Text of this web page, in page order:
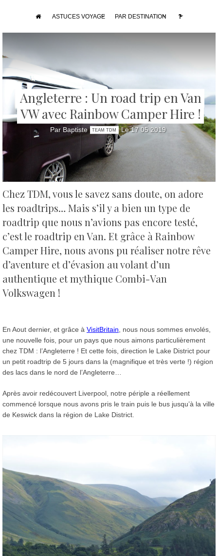
ASTUCES VOYAGE PAR DESTINATION
Angleterre : Un road trip en Van
VW avec Rainbow Camper Hire !
Par Baptiste TEAM TDM Le 17 05 2019
Chez TDM, vous le savez sans doute, on adore
les roadtrips… Mais s’il y a bien un type de
roadtrip que nous n’avions pas encore testé,
c’est le roadtrip en Van. Et grâce à Rainbow
Camper Hire, nous avons pu réaliser notre rêve
d’aventure et d’évasion au volant d’un
authentique et mythique Combi-Van
Volkswagen !
En Aout dernier, et grâce à VisitBritain, nous nous sommes envolés,
une nouvelle fois, pour un pays que nous aimons particulièrement
chez TDM : l’Angleterre ! Et cette fois, direction le Lake District pour
un petit roadtrip de 5 jours dans la (magnifique et très verte !) région
des lacs dans le nord de l’Angleterre…
Après avoir redécouvert Liverpool, notre périple a réellement
commencé lorsque nous avons pris le train puis le bus jusqu’à la ville
de Keswick dans la région de Lake District.